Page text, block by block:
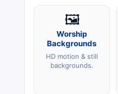
🖼️
Worship
Backgrounds
HD motion & still
backgrounds.